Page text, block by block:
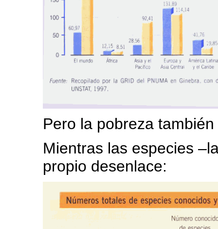
Pero la pobreza
Mientras las especies
propio desenlace: